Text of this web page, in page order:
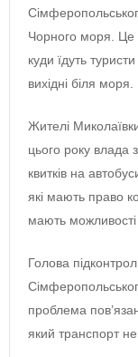
Чорного моря. Це
куди їдуть
вихідні біля моря.
Жителі
цього року влада
квитків на
які мають право
мають можливості
Голова
проблема
який транспорт